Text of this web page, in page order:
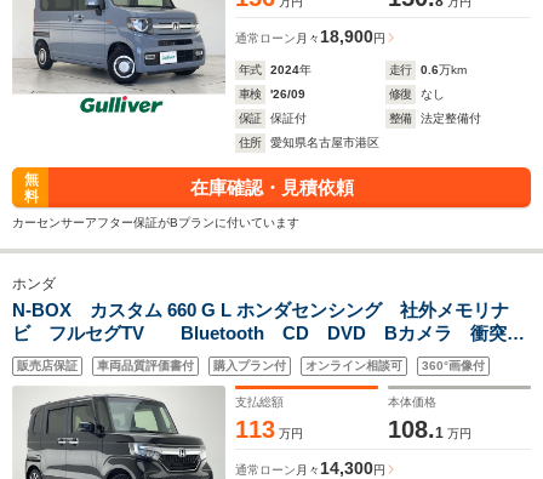
通常ローン 月々 18,900円
年式 2024年 走行 0.6万km
車検
'26/09 修復
なし
保証
保証付 整備
法定整備付
住所
愛知県名古屋市港区
無
料
在庫確認・見積依頼
カーセンサーアフター保証がBプランに付いています
ホンダ
N-BOX カスタム 660 G L ホンダセンシング 社外メモリナ
ビ フルセグTV Bluetooth CD DVD Bカメラ 衝突軽
減 ホンダセンシング パワースライドドア LEDライト オ
ートマチックハイビーム 14いんちAW ETC 禁煙
販売店保証 車両品質評価書付 購入プラン付 オンライン相談可 360°画像付
支払総額
113 万円
本体価格
108.1 万円
通常ローン 月々 14,300円